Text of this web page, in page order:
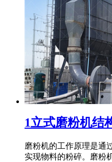
1立式磨粉机结
磨粉机的工作原理是通
实现物料的粉碎。磨粉